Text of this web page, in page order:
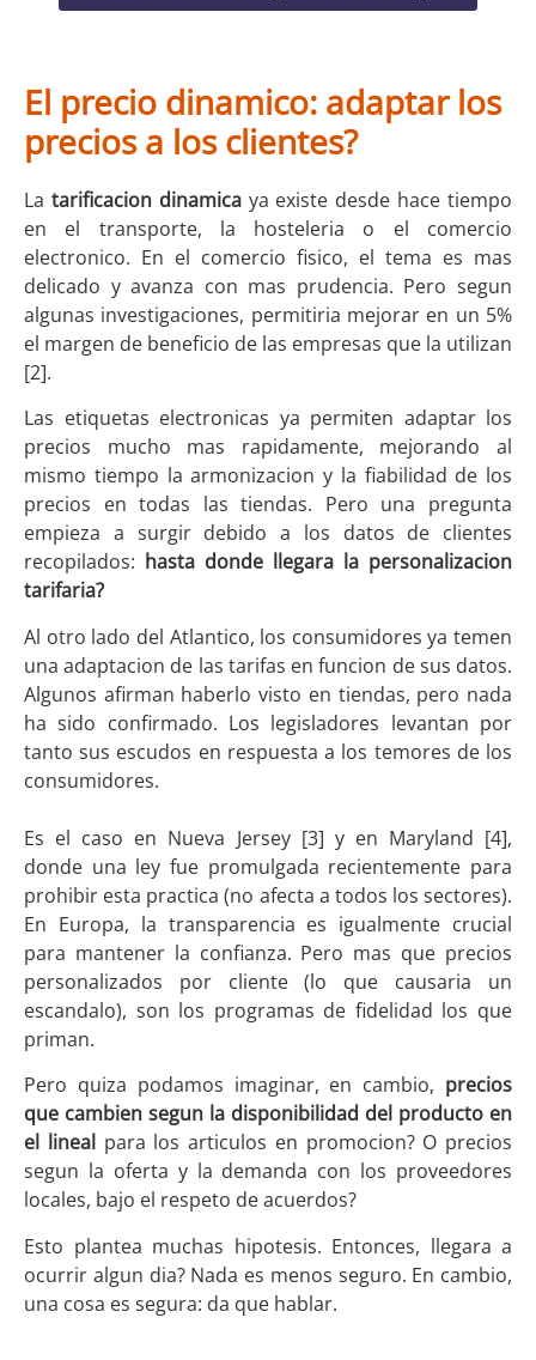
El precio dinamico: adaptar los
precios a los clientes?
La tarificacion dinamicaya existe desde hace tiempo
en el transporte, la hosteleria o el comercio
electronico. En el comercio fisico, el tema es mas
delicado y avanza con mas prudencia. Pero segun
algunas investigaciones, permitiria mejorar en un 5%
el margen de beneficio de las empresas que la utilizan
[2].
Las etiquetas electronicas ya permiten adaptar los
precios mucho mas rapidamente, mejorando al
mismo tiempo la armonizacion y la fiabilidad de los
precios en todas las tiendas. Pero una pregunta
empieza a surgir debido a los datos de clientes
recopilados: hasta donde llegara la personalizacion
tarifaria?
Al otro lado del Atlantico, los consumidores ya temen
una adaptacion de las tarifas en funcion de sus datos.
Algunos afirman haberlo visto en tiendas, pero nada
ha sido confirmado. Los legisladores levantan por
tanto sus escudos en respuesta a los temores de los
consumidores.
Es el caso en Nueva Jersey [3] y en Maryland [4],
donde una ley fue promulgada recientemente para
prohibir esta practica (no afecta a todos los sectores).
En Europa, la transparencia es igualmente crucial
para mantener la confianza. Pero mas que precios
personalizados por cliente (lo que causaria un
escandalo), son los programas de fidelidad los que
priman.
Pero quiza podamos imaginar, en cambio, precios
que cambien segun la disponibilidad del producto en
el linealpara los articulos en promocion? O precios
segun la oferta y la demanda con los proveedores
locales, bajo el respeto de acuerdos?
Esto plantea muchas hipotesis. Entonces, llegara a
ocurrir algun dia? Nada es menos seguro. En cambio,
una cosa es segura: da que hablar.